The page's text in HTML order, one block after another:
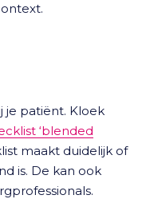
je patiënt. Kloek
‘blended
maakt duidelijk of
is. De kan ook